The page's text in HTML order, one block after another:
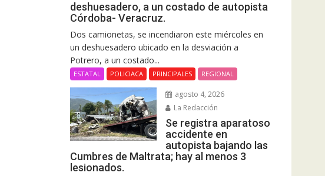
deshuesadero, a un costado de autopista
Córdoba- Veracruz.
Dos camionetas, se incendiaron este miércoles en
un deshuesadero ubicado en la desviación a
Potrero, a un costado...
ESTATAL POLICIACA PRINCIPALES REGIONAL
agosto 4, 2026
La Redacción
Se registra aparatoso
accidente en
autopista bajando las
Cumbres de Maltrata; hay al menos 3
lesionados.